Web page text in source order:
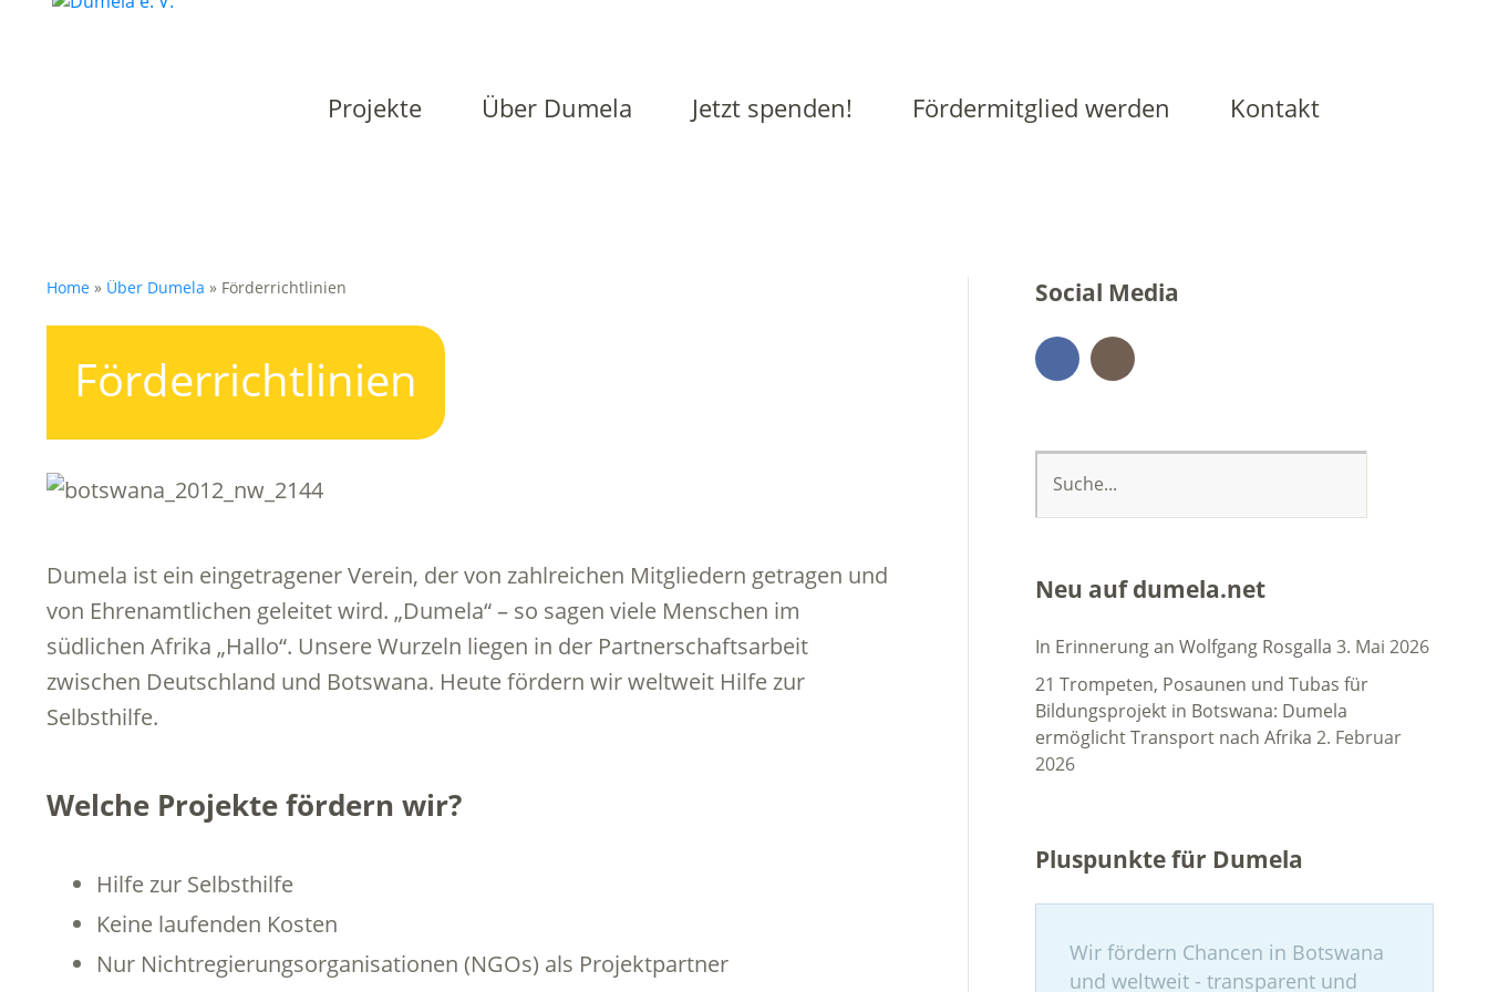
Projekte Über Dumela Jetzt spenden! Fördermitglied werden Kontakt
Home » Über Dumela » Förderrichtlinien
Förderrichtlinien
Dumela ist ein eingetragener Verein, der von zahlreichen Mitgliedern getragen und
von Ehrenamtlichen geleitet wird. „Dumela“ – so sagen viele Menschen im
südlichen Afrika „Hallo“. Unsere Wurzeln liegen in der Partnerschaftsarbeit
zwischen Deutschland und Botswana. Heute fördern wir weltweit Hilfe zur
Selbsthilfe.
Welche Projekte fördern wir?
Hilfe zur Selbsthilfe
Keine laufenden Kosten
Nur Nichtregierungsorganisationen (NGOs) als Projektpartner
Social Media
FacebookInstagram
Neu auf dumela.net
In Erinnerung an Wolfgang Rosgalla 3. Mai 2026
21 Trompeten, Posaunen und Tubas für
Bildungsprojekt in Botswana: Dumela
ermöglicht Transport nach Afrika 2. Februar
2026
Pluspunkte für Dumela
Wir fördern Chancen in Botswana
und weltweit - transparent und